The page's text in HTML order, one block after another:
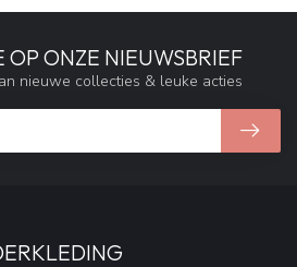
OP ONZE NIEUWSBRIEF
nieuwe collecties & leuke acties